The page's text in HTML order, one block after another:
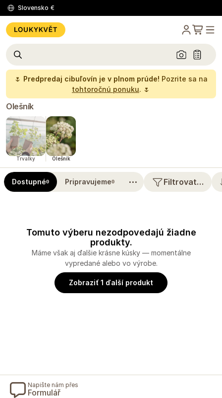
Slovensko €
🌷 Predpredaj cibuľovín je v plnom prúde! Pozrite sa na
tohtoročnú ponuku. 🌷
Olešník
Trvalky Olešník
Dostupné0 Pripravujeme0 ⋯ Filtrovat…
Tomuto výberu nezodpovedajú žiadne
produkty.
Máme však aj ďalšie krásne kúsky — momentálne
vypredané alebo vo výrobe.
Zobraziť 1 ďalší produkt
Napište nám přes
Formulář